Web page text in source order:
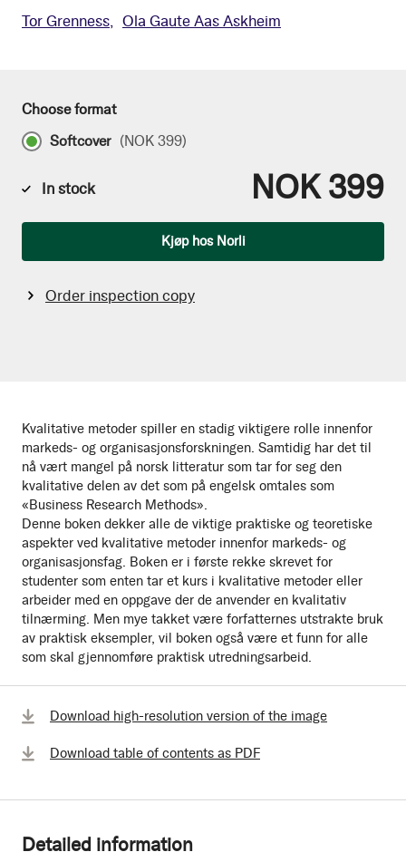
Tor Grenness Ola Gaute Aas Askheim
Kvalitative metoder spiller en stadig viktigere rolle innenfor
markeds- og organisasjonsforskningen. Samtidig har det til
nå vært mangel på norsk litteratur som tar for seg den
kvalitative delen av det som på engelsk omtales som
«Business Research Methods».
Denne boken dekker alle de viktige praktiske og teoretiske
aspekter ved kvalitative metoder innenfor markeds- og
organisasjonsfag. Boken er i første rekke skrevet for
studenter som enten tar et kurs i kvalitative metoder eller
arbeider med en oppgave der de anvender en kvalitativ
tilnærming. Men mye takket være forfatternes utstrakte bruk
av praktisk eksempler, vil boken også være et funn for alle
som skal gjennomføre praktisk utredningsarbeid.
Choose format
Softcover (NOK 399)
In stock NOK 399
Kjøp hos Norli
Order inspection copy
Download high-resolution version of the image
Download table of contents as PDF
Detailed information